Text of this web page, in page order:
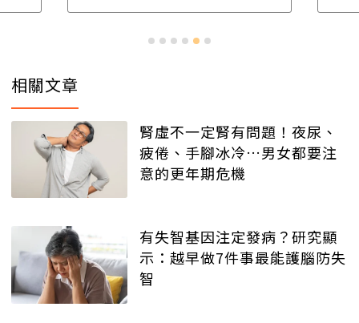
相關文章
腎虛不一定腎有問題！夜尿、
疲倦、手腳冰冷…男女都要注
意的更年期危機
有失智基因注定發病？研究顯
示：越早做7件事最能護腦防失
智